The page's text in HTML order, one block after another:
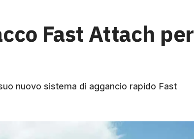
Fast Attach per
nuovo sistema di aggancio rapido Fast